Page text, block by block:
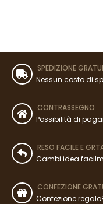
SPEDIZIONE
Nessun costo di
CONTRASSEGNO
Possibilità di
RESO FACILE E
Cambi idea
CONFEZIONE
Confezione